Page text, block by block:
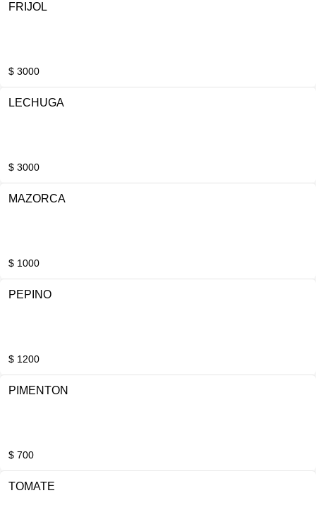
FRIJOL
$ 3000
LECHUGA
$ 3000
MAZORCA
$ 1000
PEPINO
$ 1200
PIMENTON
$ 700
TOMATE